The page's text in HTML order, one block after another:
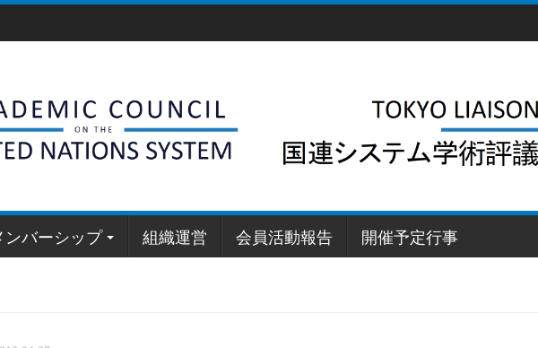
ンバーシップ 組織運営 会員活動報告 開催予定行事